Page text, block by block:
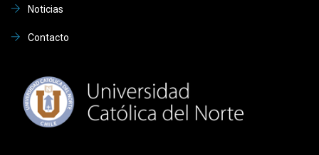
Noticias
Contacto